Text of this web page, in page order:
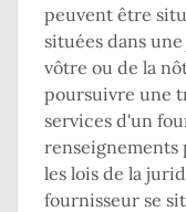
peuvent être
situées dans
vôtre ou de la
poursuivre une
services d'un
renseignements
les lois de la
fournisseur se